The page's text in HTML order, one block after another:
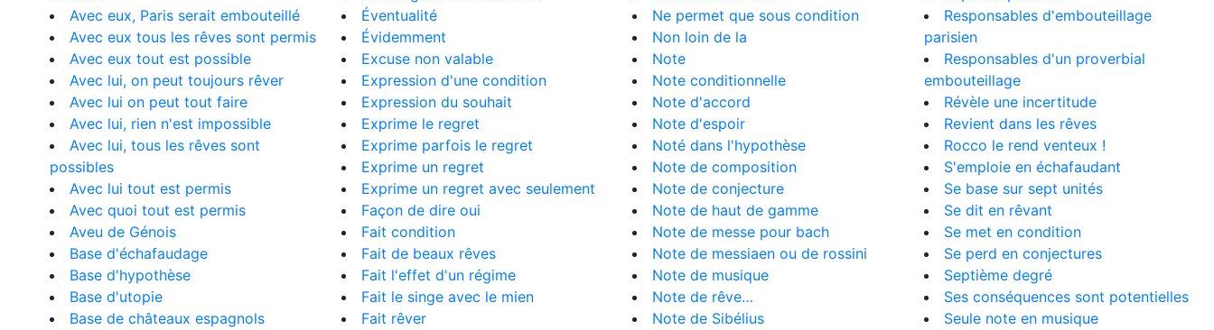
Avec eux, Paris serait embouteillé
Avec eux tous les rêves sont permis
Avec eux tout est possible
Avec lui, on peut toujours rêver
Avec lui on peut tout faire
Avec lui, rien n'est impossible
Avec lui, tous les rêves sont
possibles
Avec lui tout est permis
Avec quoi tout est permis
Aveu de Génois
Base d'échafaudage
Base d'hypothèse
Base d'utopie
Base de châteaux espagnols
Éventualité
Évidemment
Excuse non valable
Expression d'une condition
Expression du souhait
Exprime le regret
Exprime parfois le regret
Exprime un regret
Exprime un regret avec seulement
Façon de dire oui
Fait condition
Fait de beaux rêves
Fait l'effet d'un régime
Fait le singe avec le mien
Fait rêver
Ne permet que sous condition
Non loin de la
Note
Note conditionnelle
Note d'accord
Note d'espoir
Noté dans l'hypothèse
Note de composition
Note de conjecture
Note de haut de gamme
Note de messe pour bach
Note de messiaen ou de rossini
Note de musique
Note de rêve…
Note de Sibélius
Responsables d'embouteillage
parisien
Responsables d'un proverbial
embouteillage
Révèle une incertitude
Revient dans les rêves
Rocco le rend venteux !
S'emploie en échafaudant
Se base sur sept unités
Se dit en rêvant
Se met en condition
Se perd en conjectures
Septième degré
Ses conséquences sont potentielles
Seule note en musique